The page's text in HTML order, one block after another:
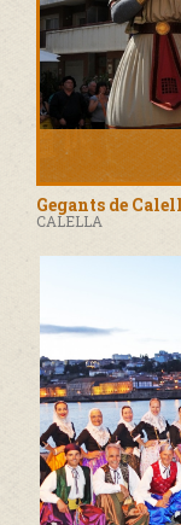
Gegants de
CALELLA